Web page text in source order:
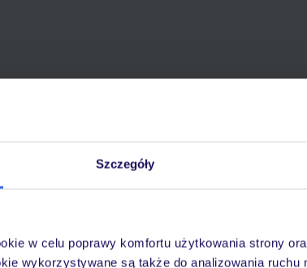
Szczegóły
w celu poprawy komfortu użytkowania strony
wykorzystywane są także do analizowania ruchu
Dlaczego warto wybrać TUI?
Tylko u nas opieka na